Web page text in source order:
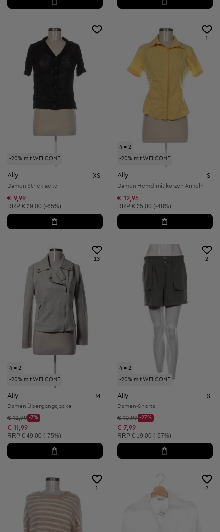
-20% mit WELCOME
Ally XS
Damen Strickjacke
€ 9,99
Unverbindliche Preisempfehlung:
RRP € 29,00 (-65%)
4 = 2
-20% mit WELCOME
1
Ally S
Damen Hemd mit kurzen Ärmeln
€ 12,95
Unverbindliche Preisempfehlung:
RRP € 25,00 (-48%)
4 = 2
-20% mit WELCOME
13
Ally M
Damen Übergangsjacke
Startpreis:
€ 12,99
Discount Price:
-7%
Reduzierter Preis:
€ 11,99
Unverbindliche Preisempfehlung:
RRP € 49,00 (-75%)
4 = 2
-20% mit WELCOME
2
Ally S
Damen-Shorts
Startpreis:
€ 10,99
Discount Price:
-27%
Reduzierter Preis:
€ 7,99
Unverbindliche Preisempfehlung:
RRP € 19,00 (-57%)
1 2